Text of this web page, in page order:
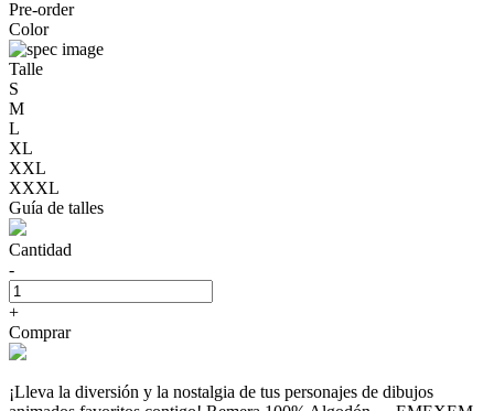
Pre-order
Color
Talle
S
M
L
XL
XXL
XXXL
Guía de talles
Cantidad
-
+
Comprar
¡Lleva la diversión y la nostalgia de tus personajes de dibujos